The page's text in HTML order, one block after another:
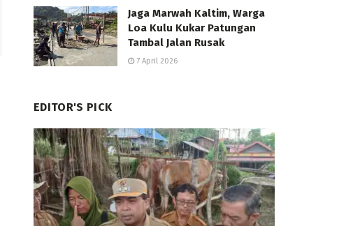
Jaga Marwah Kaltim, Warga
Loa Kulu Kukar Patungan
Tambal Jalan Rusak
7 April 2026
EDITOR'S PICK